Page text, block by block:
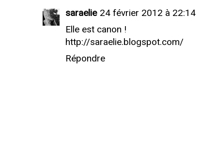
saraelie 24 février 2012 à 22:14
Elle est canon !
http://saraelie.blogspot.com/
Répondre